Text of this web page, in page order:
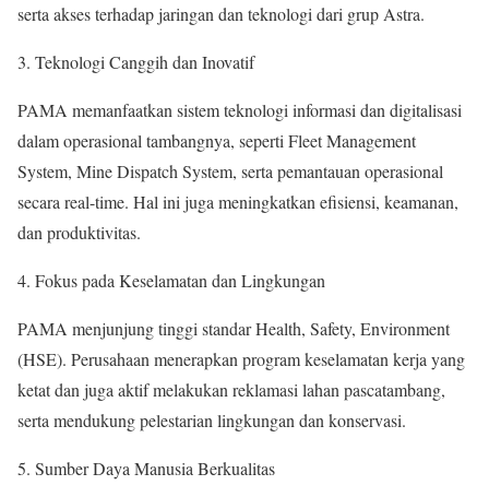
serta akses terhadap jaringan dan teknologi dari grup Astra.
Teknologi Canggih dan Inovatif
PAMA memanfaatkan sistem teknologi informasi dan digitalisasi
dalam operasional tambangnya, seperti Fleet Management
System, Mine Dispatch System, serta pemantauan operasional
secara real-time. Hal ini juga meningkatkan efisiensi, keamanan,
dan produktivitas.
Fokus pada Keselamatan dan Lingkungan
PAMA menjunjung tinggi standar Health, Safety, Environment
(HSE). Perusahaan menerapkan program keselamatan kerja yang
ketat dan juga aktif melakukan reklamasi lahan pascatambang,
serta mendukung pelestarian lingkungan dan konservasi.
Sumber Daya Manusia Berkualitas